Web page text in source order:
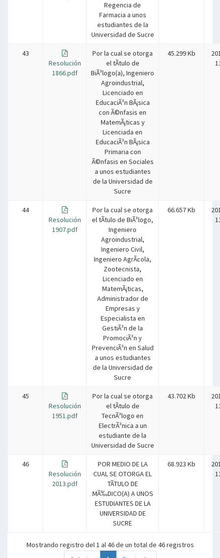
Regencia de
Farmacia a unos
estudiantes de la
Universidad de Sucre
43
Resolución
1866.pdf
Por la cual se otorga
el tÃ­tulo de
BiÃ³logo(a), Ingeniero
Agroindustrial,
Licenciado en
EducaciÃ³n BÃ¡sica
con Ã©nfasis en
MatemÃ¡ticas y
Licenciada en
EducaciÃ³n BÃ¡sica
Primaria con
Ã©nfasis en Sociales
a unos estudiantes
de la Universidad de
Sucre
45.299 Kb
44
Resolución
1907.pdf
Por la cual se otorga
el tÃ­tulo de BiÃ³logo,
Ingeniero
Agroindustrial,
Ingeniero Civil,
Ingeniero AgrÃ­cola,
Zootecnista,
Licenciado en
MatemÃ¡ticas,
Administrador de
Empresas y
Especialista en
GestiÃ³n de la
PromociÃ³n y
PrevenciÃ³n en Salud
a unos estudiantes
de la Universidad de
Sucre
66.657 Kb
45
Resolución
1951.pdf
Por la cual se otorga
el tÃ­tulo de
TecnÃ³logo en
ElectrÃ³nica a un
estudiante de la
Universidad de Sucre
43.702 Kb
46
Resolución
2013.pdf
POR MEDIO DE LA
CUAL SE OTORGA EL
TÃTULO DE
MÃ‰DICO(A) A UNOS
ESTUDIANTES DE LA
UNIVERSIDAD DE
SUCRE
68.923 Kb
Mostrando registro del 1 al 46 de un total de 46 registros